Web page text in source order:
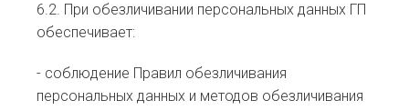
6.2. При обезличивании персональных данных ГП
обеспечивает:
- соблюдение Правил обезличивания
персональных данных и методов обезличивания